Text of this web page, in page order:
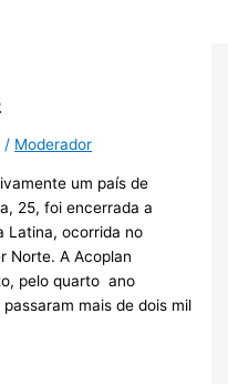
/ Moderador
um país de
25, foi encerrada a
Latina, ocorrida no
Norte. A Acoplan
pelo quarto ano
mais de dois mil